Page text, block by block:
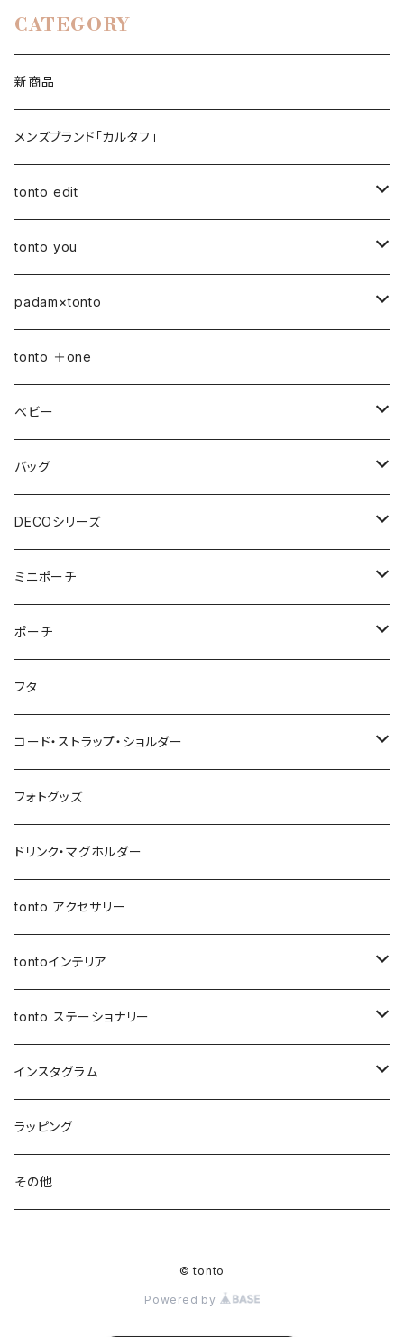
CATEGORY
新商品
メンズブランド「カルタフ」
tonto edit
petal bag
tonto you
ベビー
おむつポーチ
おむつポーチ fit
母子手帳ケース
ストローラーバッグ
バッグ
ショルダーバッグ
アジャスターショルダーバッグ
バッグイン巾着
マルシェバッグ
ナップサック
レッスンバッグ
レザートート（縦型）
マザーズバッグ
ポーチ
シカクポーチ
マルチポーチ
オールインポーチ
ボトルホルダー
ドリンク・マグホルダー
インテリア
レザーケース
ティッシュケース
ステーショナリー
ペンケース
ブックカバー
ストラップ
padam×tonto
Sサイズ
Mサイズ
tonto ＋one
ベビー
おむつポーチ
おむつポーチ
ポケット付きおむつポーチ
おむつポーチ fit
おむつポーチ fit
ポケット付きおむつポーチ fit
ストローラーバッグ
ウェットティッシュケース
NEWウェットティッシュケース
３点セット
ポケットティッシュケース
NEWポケットティッシュケース
３点セット
母子手帳ケース
マザーズバッグ
保冷保温ポーチ
バッグ
ショルダーバッグ
ファスナー付きショルダーバッグ
スマホショルダー
トートバッグ
トートバッグ
レザートートバッグ（横型）
ジップトント
Sサイズ
Mサイズ
マザーズバッグ
あずまバッグ
３way一升餅リュック
母子手帳ケース
バケツバッグ
スクエアバッグ
メッセンジャーバッグ
巾着バッグ
アジャスター巾着バッグ
バッグイン巾着
オケージョンバッグ
アジャスターオケージョンバッグ
マルシェバッグ
DECOシリーズ
ショルダーバッグ
アジャスターショルダーバッグ
トートバッグ
ポーチ・小物ケース
スクエアバッグ
ジップトント
アジャスタージップトント
オケージョンバッグ
アジャスターオケージョンバッグ
バケツバッグ・巾着ショルダーバッグ
ミニポーチ
シカクポーチ
テトラポーチ
ポーチ
ポーチ
オールインポーチ
小物ケース
移動ポケット
保冷・保温 ポーチ
ボトルホルダー
フタ
コード・ストラップ・ショルダー
コード
レザーショルダー
ショートストラップ
ロングストラップ
レザーストラップ
ショルダーベルト
アジャスター付きショルダー
シャーリングストラップ
フォトグッズ
ドリンク・マグホルダー
tonto アクセサリー
tontoインテリア
クッションカバー
レザーケース
コースター
ティッシュケース
tonto ステーショナリー
ペンケース
ブックカバー
PC・タブレットケース
インスタグラム
先行販売
先行受付 | ガチャ券
ラッピング
その他
© tonto
Powered by